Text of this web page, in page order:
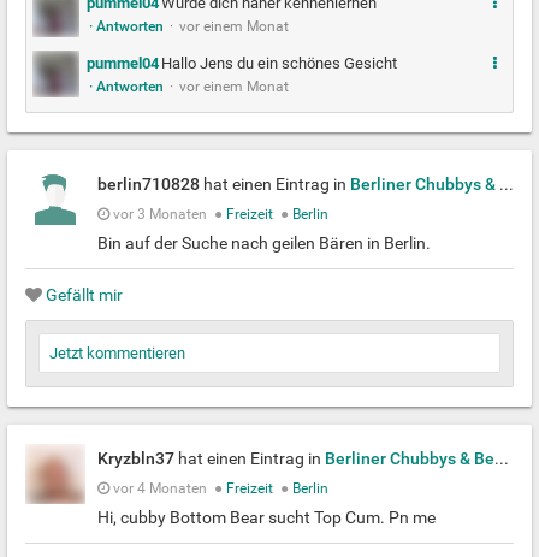
· Antworten · vor einem Monat
pummel04 Hallo Jens du ein schönes Gesicht
· Antworten · vor einem Monat
M
h
r
berlin710828 hat einen Eintrag in Berliner Chubbys & Bears
vor 3 Monaten ● Freizeit ● Berlin
Bin auf der Suche nach geilen Bären in Berlin.
Gefällt mir
Jetzt kommentieren
Kryzbln37 hat einen Eintrag in Berliner Chubbys & Bears
vor 4 Monaten ● Freizeit ● Berlin
Hi, cubby Bottom Bear sucht Top Cum. Pn me